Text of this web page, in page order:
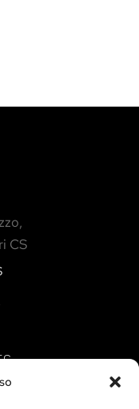
CS